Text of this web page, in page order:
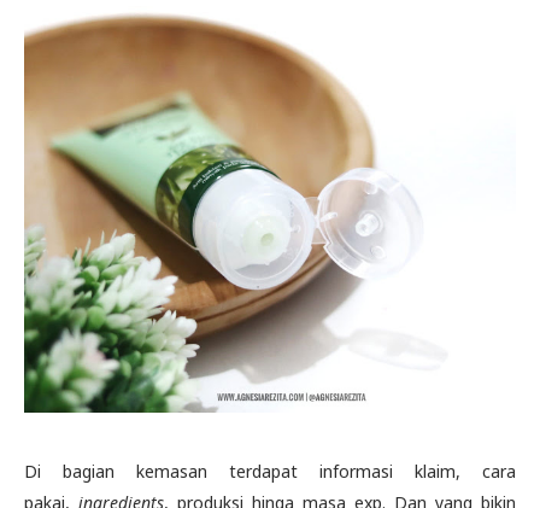
Di bagian kemasan terdapat informasi klaim, cara
pakai, ingredients, produksi hinga masa exp. Dan yang bikin